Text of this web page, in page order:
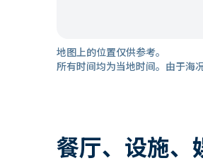
地图上的位置仅供参考。
所有时间均为当地时间。由于海
餐厅、设施、